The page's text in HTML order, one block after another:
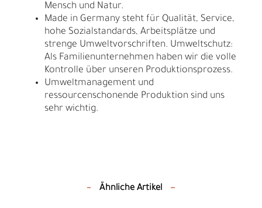
Mensch und Natur.
Made in Germany steht für Qualität, Service,
hohe Sozialstandards, Arbeitsplätze und
strenge Umweltvorschriften. Umweltschutz:
Als Familienunternehmen haben wir die volle
Kontrolle über unseren Produktionsprozess.
Umweltmanagement und
ressourcenschonende Produktion sind uns
sehr wichtig.
Ähnliche Artikel